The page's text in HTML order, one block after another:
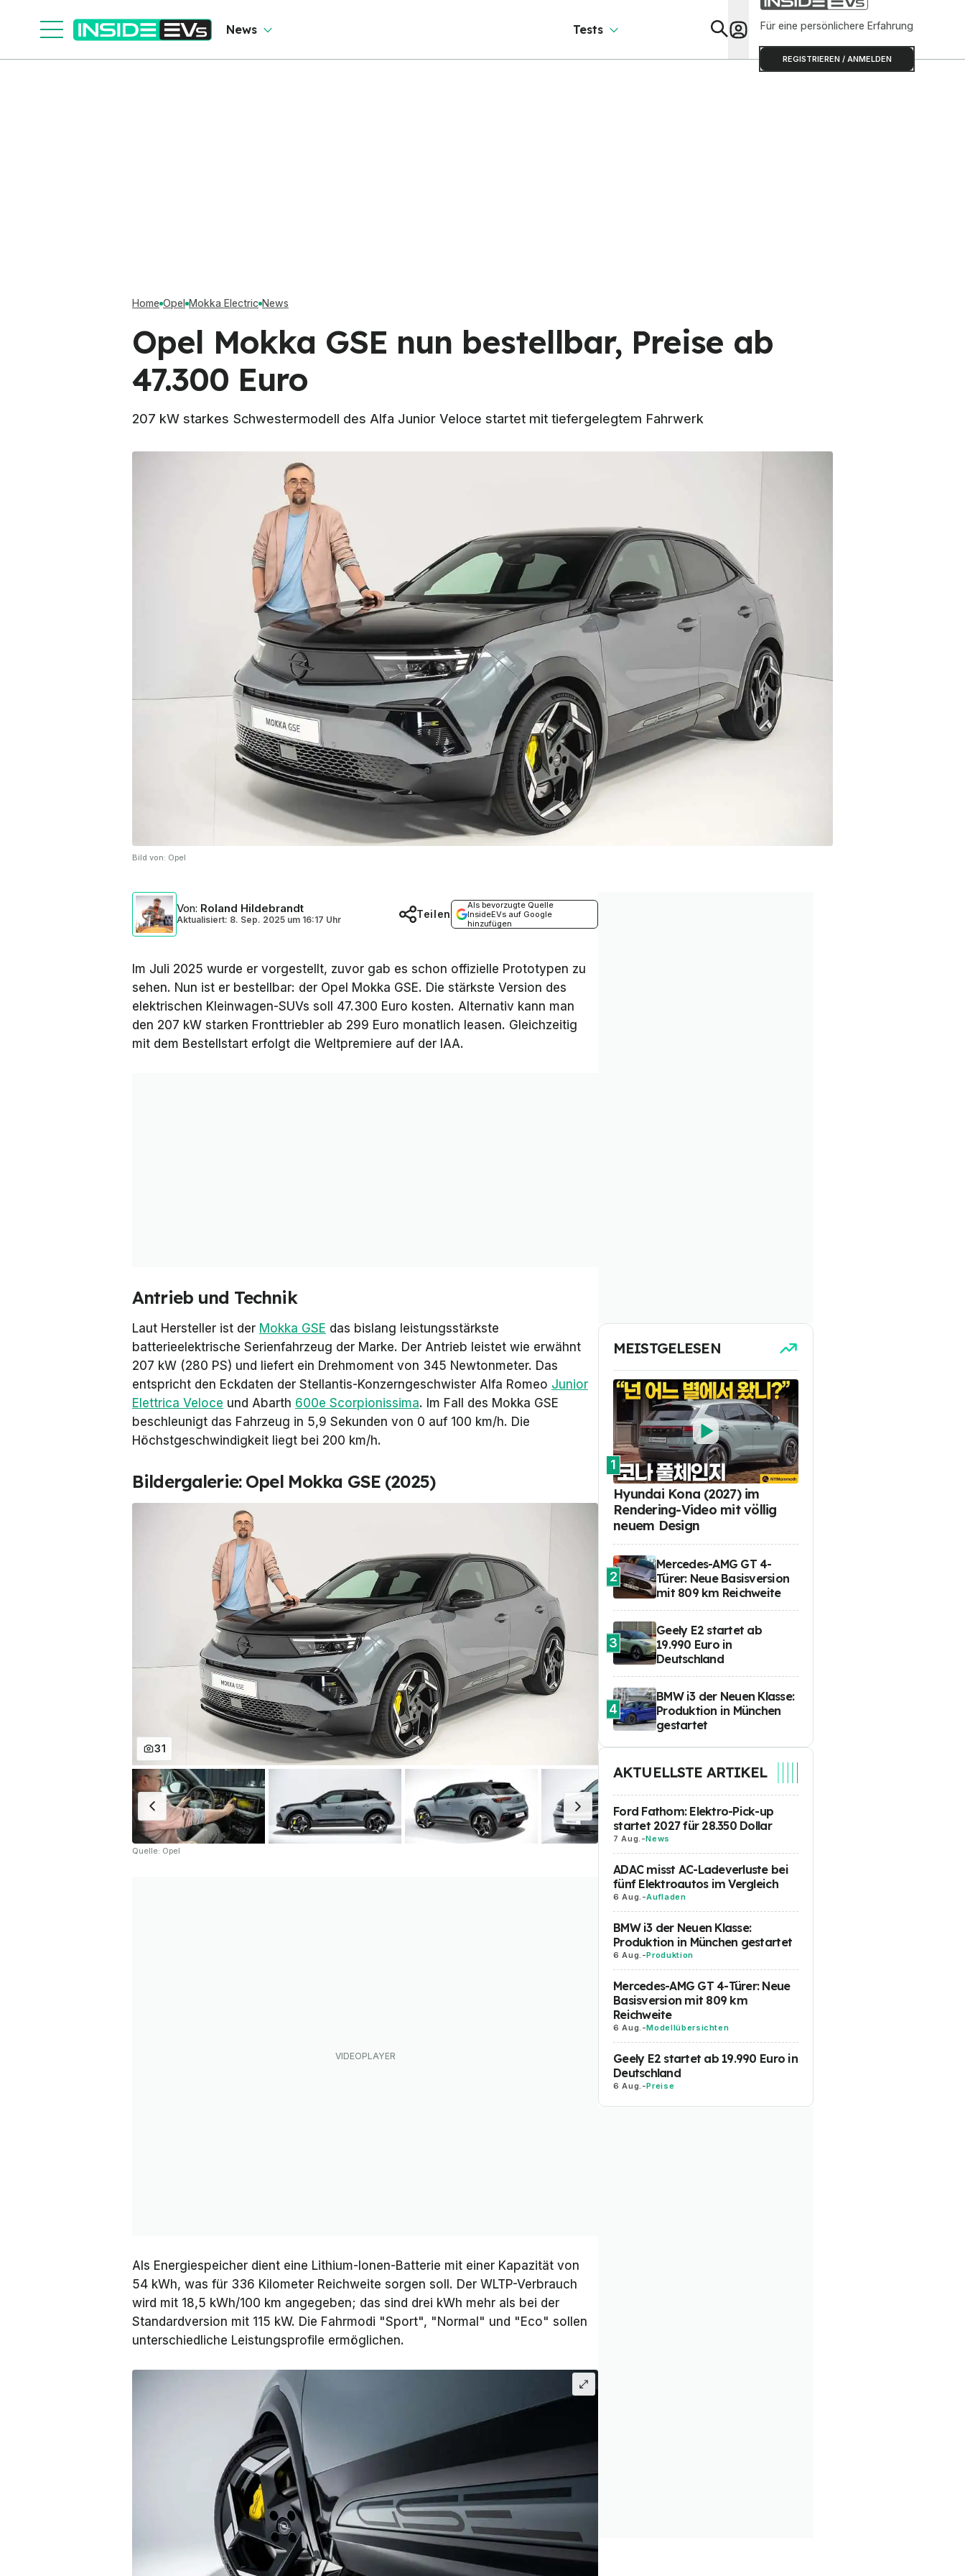
News Tests Für eine persönlichere Erfahrung
REGISTRIEREN / ANMELDEN
Home Opel Mokka Electric News
Opel Mokka GSE nun bestellbar, Preise ab
47.300 Euro
207 kW starkes Schwestermodell des Alfa Junior Veloce startet mit tiefergelegtem Fahrwerk
Bild von: Opel
Von: Roland Hildebrandt
Aktualisiert: 8. Sep. 2025 um 16:17 Uhr
Als bevorzugte Quelle
InsideEVs auf Google
hinzufügen
Teilen
Im Juli 2025 wurde er vorgestellt, zuvor gab es schon offizielle Prototypen zu
sehen. Nun ist er bestellbar: der Opel Mokka GSE. Die stärkste Version des
elektrischen Kleinwagen-SUVs soll 47.300 Euro kosten. Alternativ kann man
den 207 kW starken Fronttriebler ab 299 Euro monatlich leasen. Gleichzeitig
mit dem Bestellstart erfolgt die Weltpremiere auf der IAA.
Antrieb und Technik
Laut Hersteller ist der Mokka GSE das bislang leistungsstärkste
batterieelektrische Serienfahrzeug der Marke. Der Antrieb leistet wie erwähnt
207 kW (280 PS) und liefert ein Drehmoment von 345 Newtonmeter. Das
entspricht den Eckdaten der Stellantis-Konzerngeschwister Alfa Romeo Junior
Elettrica Veloce und Abarth 600e Scorpionissima. Im Fall des Mokka GSE
beschleunigt das Fahrzeug in 5,9 Sekunden von 0 auf 100 km/h. Die
Höchstgeschwindigkeit liegt bei 200 km/h.
Bildergalerie: Opel Mokka GSE (2025)
31
Quelle: Opel
Als Energiespeicher dient eine Lithium-Ionen-Batterie mit einer Kapazität von
54 kWh, was für 336 Kilometer Reichweite sorgen soll. Der WLTP-Verbrauch
wird mit 18,5 kWh/100 km angegeben; das sind drei kWh mehr als bei der
Standardversion mit 115 kW. Die Fahrmodi "Sport", "Normal" und "Eco" sollen
unterschiedliche Leistungsprofile ermöglichen.
MEISTGELESEN
1
Hyundai Kona (2027) im
Rendering-Video mit völlig
neuem Design
2
Mercedes-AMG GT 4-
Türer: Neue Basisversion
mit 809 km Reichweite
3
Geely E2 startet ab
19.990 Euro in
Deutschland
4
BMW i3 der Neuen Klasse:
Produktion in München
gestartet
AKTUELLSTE ARTIKEL
Ford Fathom: Elektro-Pick-up
startet 2027 für 28.350 Dollar
7 Aug. -News
ADAC misst AC-Ladeverluste bei
fünf Elektroautos im Vergleich
6 Aug. -Aufladen
BMW i3 der Neuen Klasse:
Produktion in München gestartet
6 Aug. -Produktion
Mercedes-AMG GT 4-Türer: Neue
Basisversion mit 809 km
Reichweite
6 Aug. -Modellübersichten
Geely E2 startet ab 19.990 Euro in
Deutschland
6 Aug. -Preise